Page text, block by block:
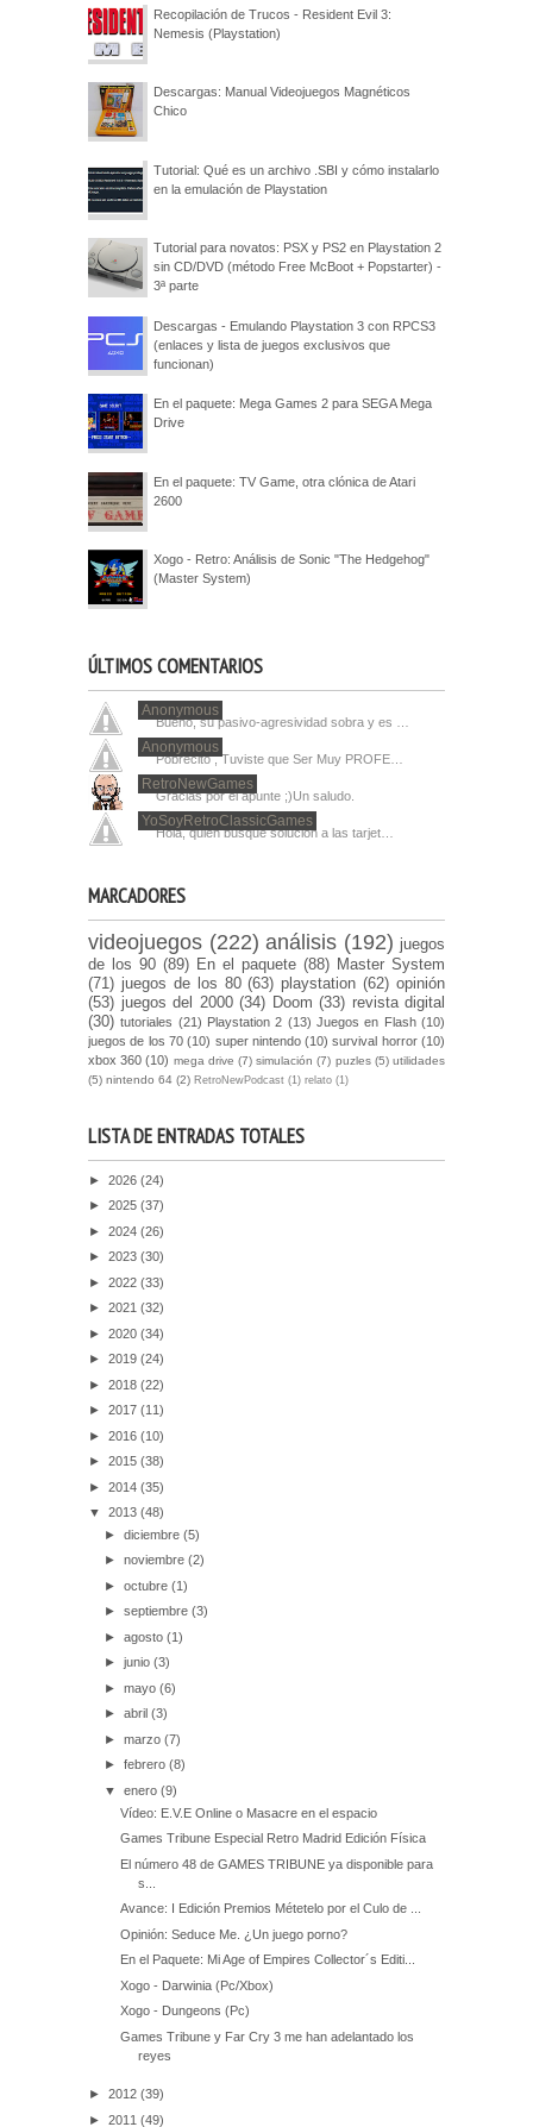
Recopilación de Trucos - Resident Evil 3:
Nemesis (Playstation)
Descargas: Manual Videojuegos Magnéticos
Chico
Tutorial: Qué es un archivo .SBI y cómo instalarlo
en la emulación de Playstation
Tutorial para novatos: PSX y PS2 en Playstation 2
sin CD/DVD (método Free McBoot + Popstarter) -
3ª parte
Descargas - Emulando Playstation 3 con RPCS3
(enlaces y lista de juegos exclusivos que
funcionan)
En el paquete: Mega Games 2 para SEGA Mega
Drive
En el paquete: TV Game, otra clónica de Atari
2600
Xogo - Retro: Análisis de Sonic "The Hedgehog"
(Master System)
ÚLTIMOS COMENTARIOS
Anonymous
Bueno, su pasivo-agresividad sobra y es …
Anonymous
Pobrecito , Tuviste que Ser Muy PROFE…
RetroNewGames
Gracias por el apunte ;)Un saludo.
YoSoyRetroClassicGames
Hola, quien busque solucion a las tarjet…
MARCADORES
videojuegos (222) análisis (192) juegos
de los 90 (89) En el paquete (88) Master System
(71) juegos de los 80 (63) playstation (62) opinión
(53) juegos del 2000 (34) Doom (33) revista digital
(30) tutoriales (21) Playstation 2 (13) Juegos en Flash (10)
juegos de los 70 (10) super nintendo (10) survival horror (10)
xbox 360 (10) mega drive (7) simulación (7) puzles (5) utilidades
(5) nintendo 64 (2) RetroNewPodcast (1) relato (1)
LISTA DE ENTRADAS TOTALES
► 2026 (24)
► 2025 (37)
► 2024 (26)
► 2023 (30)
► 2022 (33)
► 2021 (32)
► 2020 (34)
► 2019 (24)
► 2018 (22)
► 2017 (11)
► 2016 (10)
► 2015 (38)
► 2014 (35)
▼ 2013 (48)
►diciembre(5)
►noviembre(2)
►octubre(1)
►septiembre(3)
►agosto(1)
►junio(3)
►mayo(6)
►abril(3)
►marzo(7)
►febrero(8)
▼enero(9)
Vídeo: E.V.E Online o Masacre en el espacio
Games Tribune Especial Retro Madrid Edición Física
El número 48 de GAMES TRIBUNE ya disponible para
s...
Avance: I Edición Premios Métetelo por el Culo de ...
Opinión: Seduce Me. ¿Un juego porno?
En el Paquete: Mi Age of Empires Collector´s Editi...
Xogo - Darwinia (Pc/Xbox)
Xogo - Dungeons (Pc)
Games Tribune y Far Cry 3 me han adelantado los
reyes
► 2012 (39)
► 2011 (49)